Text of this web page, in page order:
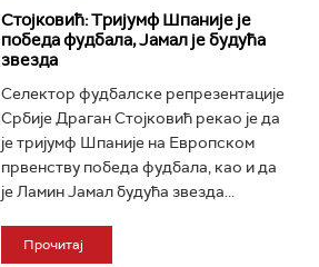
Стојковић: Тријумф Шпаније је
победа фудбала, Јамал је будућа
звезда
Селектор фудбалске репрезентације
Србије Драган Стојковић рекао је да
је тријумф Шпаније на Европском
првенству победа фудбала, као и да
је Ламин Јамал будућа звезда...
Прочитај